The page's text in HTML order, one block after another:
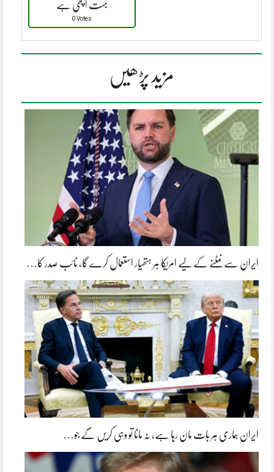
بہت اچھی ہے
0 Votes
مزید پڑھیں
ایران سے نمٹنے کے لیے امریکا ہر ہتھیار استعمال کرے گا، نائب صدر کا…
ایران ہماری ہر بات مان رہا ہے، نہ مانا تو وہی کریں گے جو…